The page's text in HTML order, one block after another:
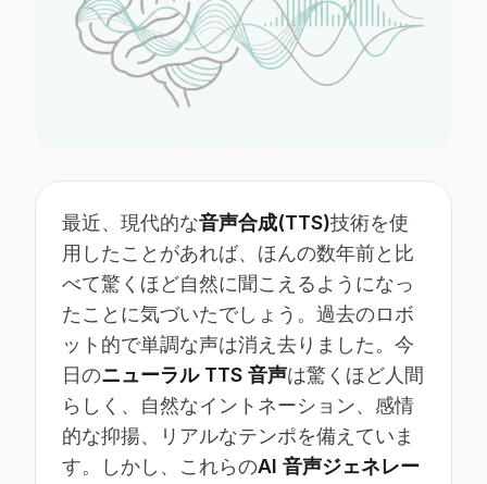
最近、現代的な音声合成(TTS)技術を使
用したことがあれば、ほんの数年前と比
べて驚くほど自然に聞こえるようになっ
たことに気づいたでしょう。過去のロボ
ット的で単調な声は消え去りました。今
日のニューラル TTS 音声は驚くほど人間
らしく、自然なイントネーション、感情
的な抑揚、リアルなテンポを備えていま
す。しかし、これらのAI 音声ジェネレー